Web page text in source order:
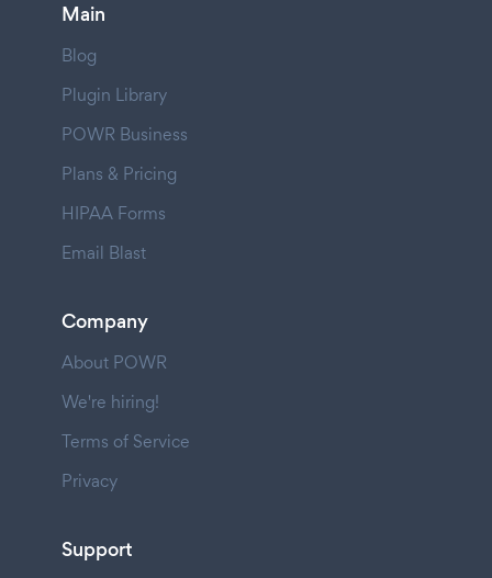
Main
Blog
Plugin Library
POWR Business
Plans & Pricing
HIPAA Forms
Email Blast
Company
About POWR
We're hiring!
Terms of Service
Privacy
Support